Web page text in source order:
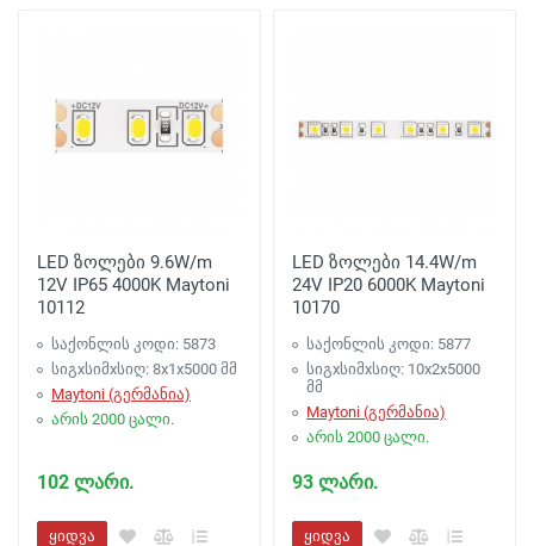
LED ზოლები 9.6W/m
12V IP65 4000K Maytoni
10112
საქონლის კოდი: 5873
სიგxსიმxსიღ: 8x1x5000 მმ
Maytoni (გერმანია)
არის 2000 ცალი.
102 ლარი.
ყიდვა
LED ზოლები 14.4W/m
24V IP20 6000K Maytoni
10170
საქონლის კოდი: 5877
სიგxსიმxსიღ: 10x2x5000
მმ
Maytoni (გერმანია)
არის 2000 ცალი.
93 ლარი.
ყიდვა